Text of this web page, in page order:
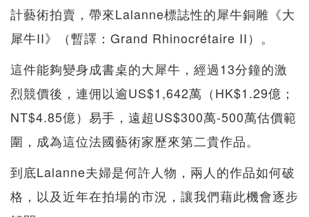
計藝術拍賣，帶來Lalanne標誌性的犀牛銅雕《大
犀牛II》（暫譯：Grand Rhinocrétaire II）。
這件能夠變身成書桌的大犀牛，經過13分鐘的激
烈競價後，連佣以逾US$1,642萬（HK$1.29億；
NT$4.85億）易手，遠超US$300萬-500萬估價範
圍，成為這位法國藝術家歷來第二貴作品。
到底Lalanne夫婦是何許人物，兩人的作品如何破
格，以及近年在拍場的市況，讓我們藉此機會逐步